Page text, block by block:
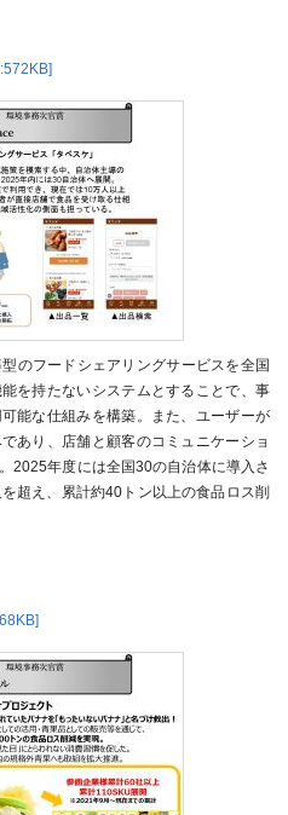
のフードシェアリングサービスを全国
を持たないシステムとすることで、事
能な仕組みを構築。また、ユーザーが
あり、店舗と顧客のコミュニケーショ
2025年度には全国30の自治体に導入さ
超え、累計約40トン以上の食品ロス削